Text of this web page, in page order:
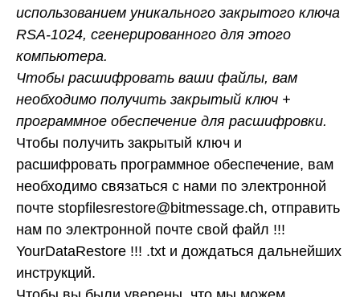
использованием уникального закрытого ключа
RSA-1024, сгенерированного для этого
компьютера.
Чтобы расшифровать ваши файлы, вам
необходимо получить закрытый ключ +
программное обеспечение для расшифровки.
Чтобы получить закрытый ключ и
расшифровать программное обеспечение, вам
необходимо связаться с нами по электронной
почте stopfilesrestore@bitmessage.ch, отправить
нам по электронной почте свой файл !!!
YourDataRestore !!! .txt и дождаться дальнейших
инструкций.